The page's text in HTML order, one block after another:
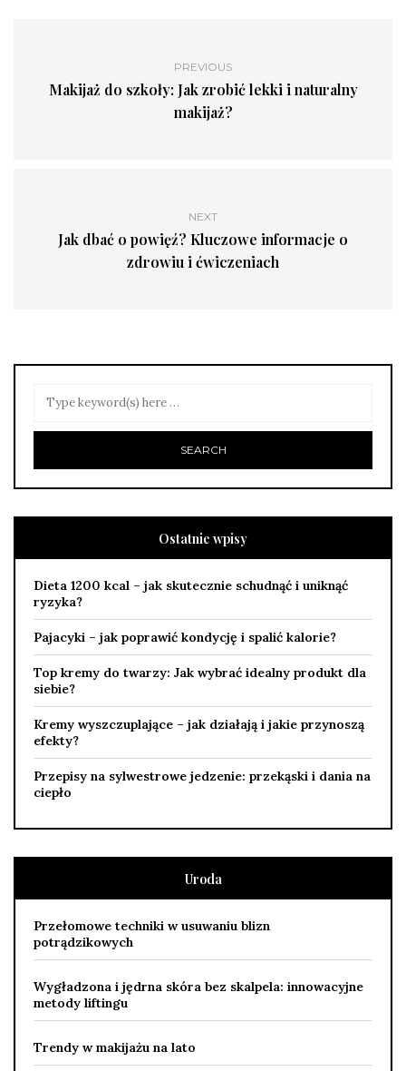
PREVIOUS
Makijaż do szkoły: Jak zrobić lekki i naturalny
makijaż?
NEXT
Jak dbać o powięź? Kluczowe informacje o
zdrowiu i ćwiczeniach
Ostatnie wpisy
Dieta 1200 kcal – jak skutecznie schudnąć i uniknąć
ryzyka?
Pajacyki – jak poprawić kondycję i spalić kalorie?
Top kremy do twarzy: Jak wybrać idealny produkt dla
siebie?
Kremy wyszczuplające – jak działają i jakie przynoszą
efekty?
Przepisy na sylwestrowe jedzenie: przekąski i dania na
ciepło
Uroda
Przełomowe techniki w usuwaniu blizn
potrądzikowych
Wygładzona i jędrna skóra bez skalpela: innowacyjne
metody liftingu
Trendy w makijażu na lato